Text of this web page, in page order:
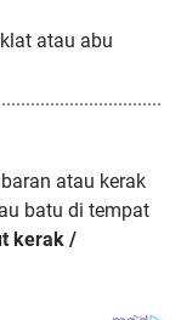
atau abu
.....
atau kerak
batu di tempat
kerak /